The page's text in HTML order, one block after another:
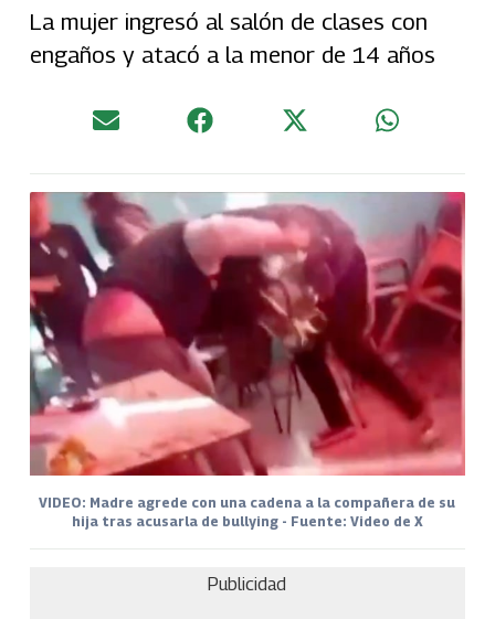
La mujer ingresó al salón de clases con
engaños y atacó a la menor de 14 años
VIDEO: Madre agrede con una cadena a la compañera de su
hija tras acusarla de bullying - Fuente: Video de X
Publicidad